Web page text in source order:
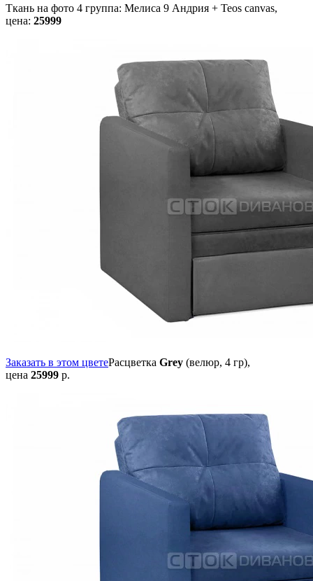
Ткань на фото 4 группа: Мелиса 9 Андрия + Teos canvas,
цена: 25999
Заказать в этом цветеРасцветка Grey (велюр, 4 гр),
цена 25999 р.